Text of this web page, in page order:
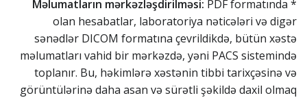
*
Məlumatların mərkəzləşdirilməsi: PDF formatında
olan hesabatlar, laboratoriya nəticələri və digər
sənədlər DICOM formatına çevrildikdə, bütün xəstə
məlumatları vahid bir mərkəzdə, yəni PACS sistemində
toplanır. Bu, həkimlərə xəstənin tibbi tarixçəsinə və
görüntülərinə daha asan və sürətli şəkildə daxil olmaq